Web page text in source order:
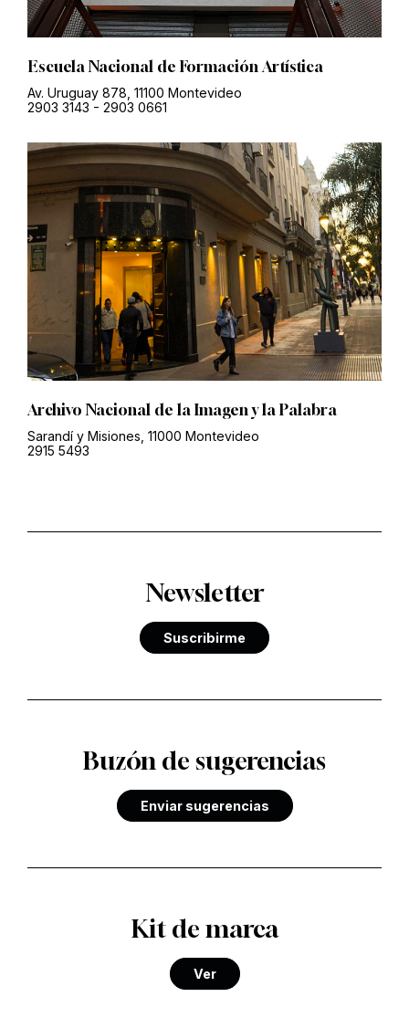
Escuela Nacional de Formación Artística
Av. Uruguay 878, 11100 Montevideo
2903 3143 - 2903 0661
Archivo Nacional de la Imagen y la Palabra
Sarandí y Misiones, 11000 Montevideo
2915 5493
Newsletter
Suscribirme
Buzón de sugerencias
Enviar sugerencias
Kit de marca
Ver